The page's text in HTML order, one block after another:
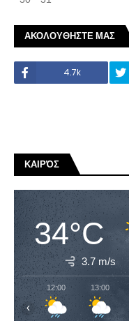
ΑΚΟΛΟΥΘΗΣΤΕ ΜΑΣ
4.7k
ΚΑΙΡΌΣ
34°C
3.7 m/s
12:00 13:00
‹